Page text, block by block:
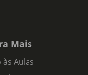
Mais
às Aulas